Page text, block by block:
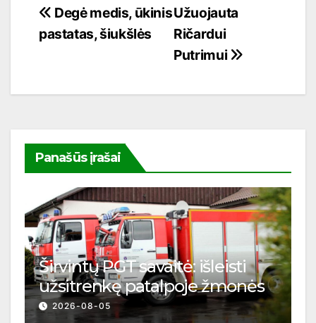
Navigacija
tarp
Užuojauta
Ričardui
Putrimui
Degė medis, ūkinis
pastatas, šiukšlės
Panašūs įrašai
Širvintų PGT savaitė: išleisti
užsitrenkę patalpoje žmonės
2026-08-05